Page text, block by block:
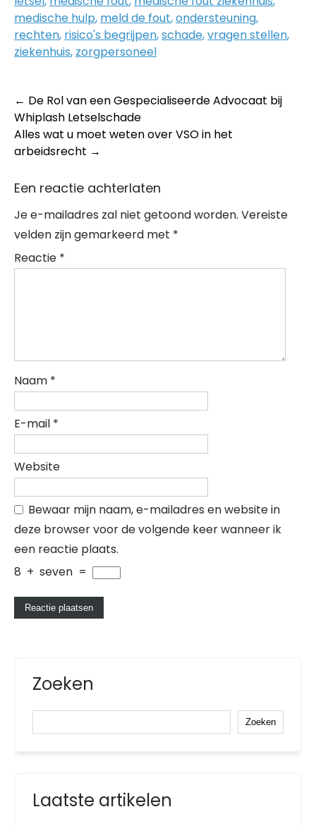
medische hulp, meld de fout,ondersteuning,
rechten, risico's begrijpen,schade,vragen stellen,
ziekenhuis, zorgpersoneel
Post
navigation
← De Rol van een Gespecialiseerde Advocaat bij
Whiplash Letselschade
Alles wat u moet weten over VSO in het
arbeidsrecht →
Een reactie achterlaten
Je e-mailadres zal niet getoond worden. Vereiste
velden zijn gemarkeerd met *
Reactie *
Naam *
E-mail *
Website
Bewaar mijn naam, e-mailadres en website in
deze browser voor de volgende keer wanneer ik
een reactie plaats.
8 + seven =
Zoeken
Zoeken
Laatste artikelen